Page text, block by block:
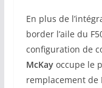
En plus de
border l’aile du
configuration de
McKayoccupe le
remplacement de